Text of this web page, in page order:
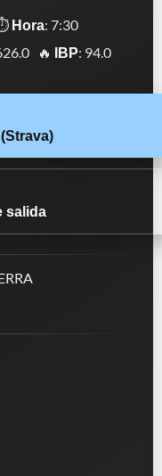
Hora: 7:30
🔥 IBP: 94.0
salida